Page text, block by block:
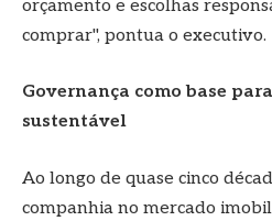
orçamento e escolhas
comprar", pontua o executivo.
Governança como base
sustentável
Ao longo de quase cinco
companhia no mercado